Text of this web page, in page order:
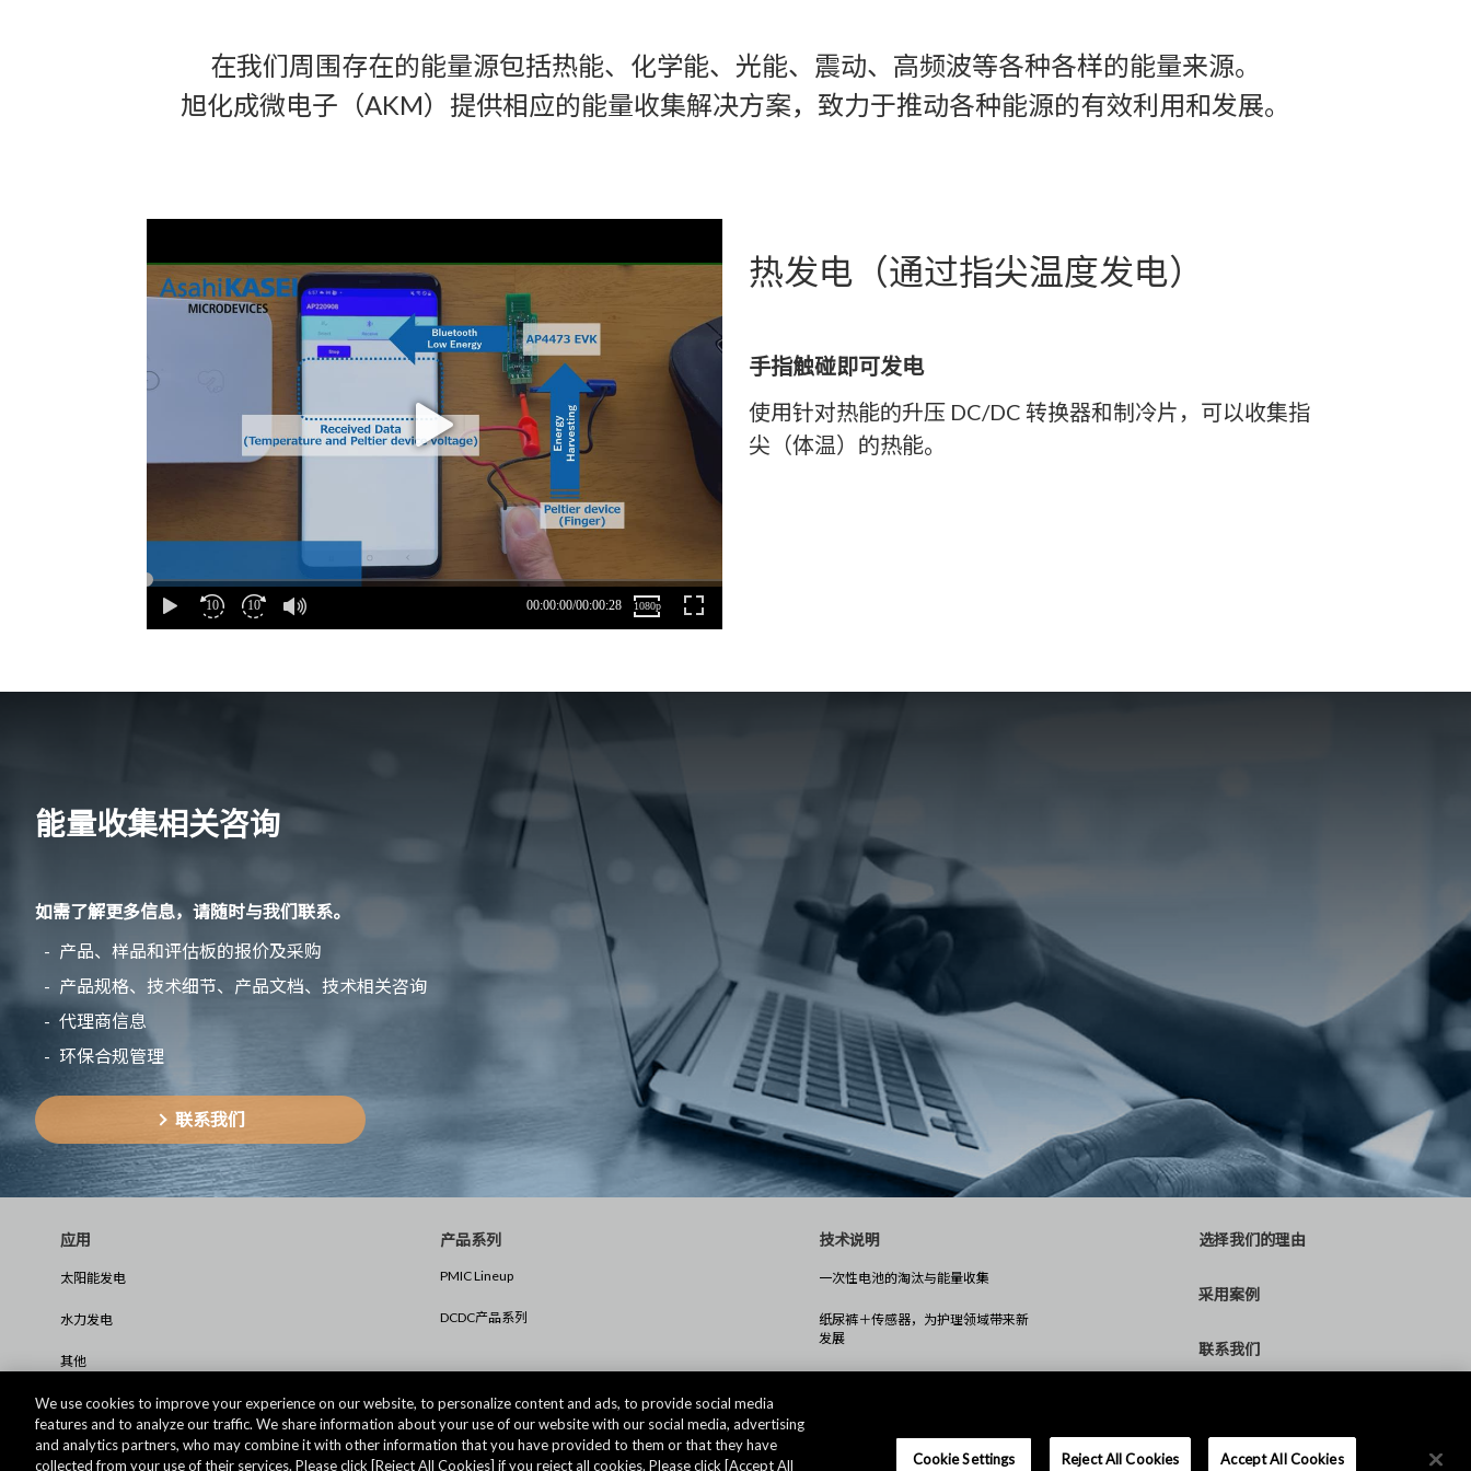
在我们周围存在的能量源包括热能、化学能、光能、震动、高频波等各种各样的能量来源。
旭化成微电子（AKM）提供相应的能量收集解决方案，致力于推动各种能源的有效利用和发展。
热发电（通过指尖温度发电）
手指触碰即可发电
使用针对热能的升压 DC/DC 转换器和制冷片，可以收集指
尖（体温）的热能。
能量收集相关咨询
如需了解更多信息，请随时与我们联系。
产品、样品和评估板的报价及采购
产品规格、技术细节、产品文档、技术相关咨询
代理商信息
环保合规管理
联系我们
应用
太阳能发电
水力发电
其他
产品系列
PMIC Lineup
DCDC产品系列
技术说明
一次性电池的淘汰与能量收集
纸尿裤＋传感器，为护理领域带来新
发展
无需充电！位置信息管理系统
选择我们的理由
采用案例
联系我们
We use cookies to improve your experience on our website, to personalize content and ads, to provide social media
features and to analyze our traffic. We share information about your use of our website with our social media, advertising
and analytics partners, who may combine it with other information that you have provided to them or that they have
collected from your use of their services. Please click [Reject All Cookies] if you reject all cookies. Please click [Accept All
Cookie Settings Reject All Cookies Accept All Cookies